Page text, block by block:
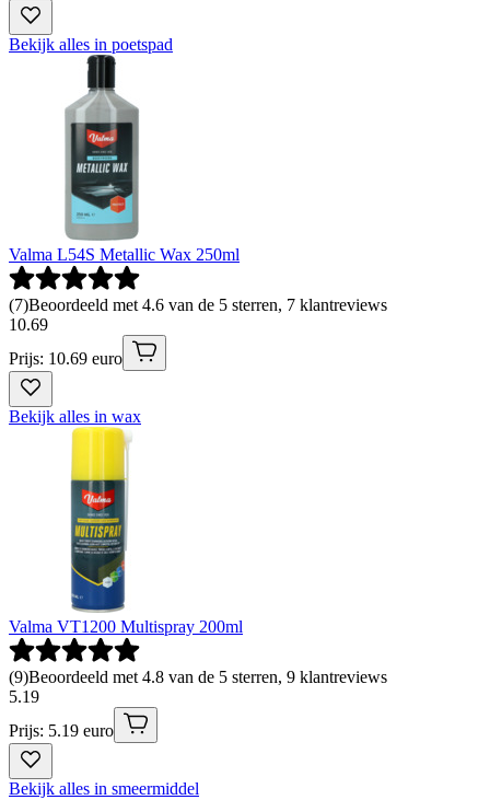
Bekijk alles in poetspad
Valma L54S Metallic Wax 250ml
(7)Beoordeeld met 4.6 van de 5 sterren, 7 klantreviews
10.69
Prijs: 10.69 euro
Bekijk alles in wax
Valma VT1200 Multispray 200ml
(9)Beoordeeld met 4.8 van de 5 sterren, 9 klantreviews
5.19
Prijs: 5.19 euro
Bekijk alles in smeermiddel